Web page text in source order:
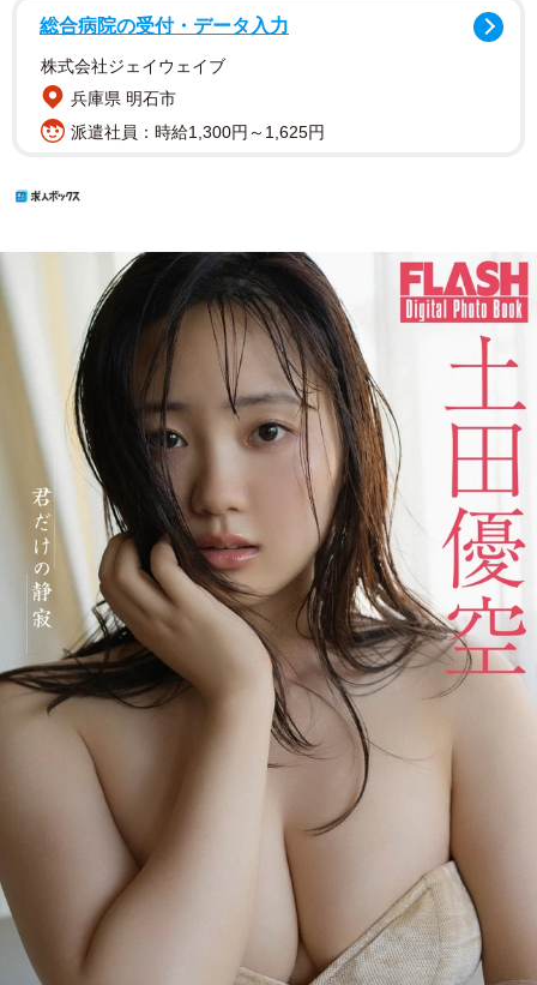
総合病院の受付・データ入力
株式会社ジェイウェイブ
兵庫県 明石市
派遣社員：時給1,300円～1,625円